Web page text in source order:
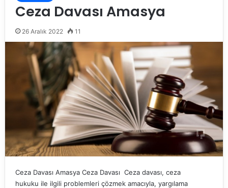
Ceza Davası Amasya
26 Aralık 2022 11
Ceza Davası Amasya Ceza Davası Ceza davası, ceza
hukuku ile ilgili problemleri çözmek amacıyla, yargılama